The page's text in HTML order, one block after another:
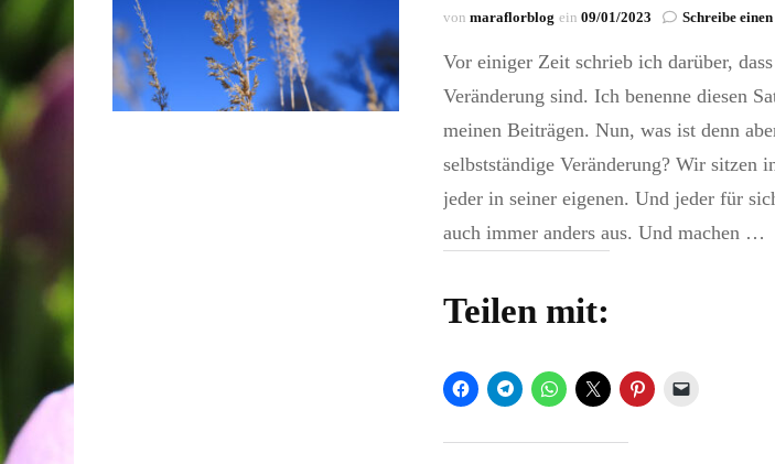
von maraflorblog ein 09/01/2023 Schreibe
Vor einiger Zeit schrieb ich darüber,
Veränderung sind. Ich benenne diesen
meinen Beiträgen. Nun, was ist denn
selbstständige Veränderung? Wir sitzen
jeder in seiner eigenen. Und jeder für
auch immer anders aus. Und machen …
Teilen mit: